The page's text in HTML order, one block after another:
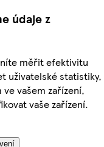
údaje z
měřit efektivitu
uživatelské statistiky,
vašem zařízení,
vaše zařízení.